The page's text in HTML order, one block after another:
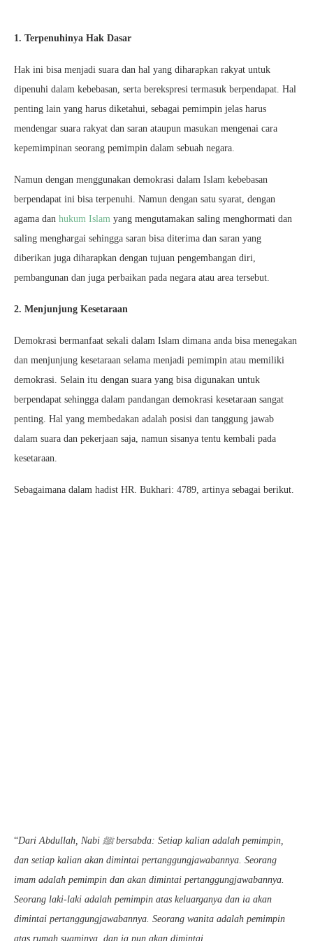
1. Terpenuhinya Hak Dasar
Hak ini bisa menjadi suara dan hal yang diharapkan rakyat untuk
dipenuhi dalam kebebasan, serta berekspresi termasuk berpendapat. Hal
penting lain yang harus diketahui, sebagai pemimpin jelas harus
mendengar suara rakyat dan saran ataupun masukan mengenai cara
kepemimpinan seorang pemimpin dalam sebuah negara.
Namun dengan menggunakan demokrasi dalam Islam kebebasan
berpendapat ini bisa terpenuhi. Namun dengan satu syarat, dengan
agama dan hukum Islam yang mengutamakan saling menghormati dan
saling menghargai sehingga saran bisa diterima dan saran yang
diberikan juga diharapkan dengan tujuan pengembangan diri,
pembangunan dan juga perbaikan pada negara atau area tersebut.
2. Menjunjung Kesetaraan
Demokrasi bermanfaat sekali dalam Islam dimana anda bisa menegakan
dan menjunjung kesetaraan selama menjadi pemimpin atau memiliki
demokrasi. Selain itu dengan suara yang bisa digunakan untuk
berpendapat sehingga dalam pandangan demokrasi kesetaraan sangat
penting. Hal yang membedakan adalah posisi dan tanggung jawab
dalam suara dan pekerjaan saja, namun sisanya tentu kembali pada
kesetaraan.
Sebagaimana dalam hadist HR. Bukhari: 4789, artinya sebagai berikut.
“Dari Abdullah, Nabi ﷺ bersabda: Setiap kalian adalah pemimpin,
dan setiap kalian akan dimintai pertanggungjawabannya. Seorang
imam adalah pemimpin dan akan dimintai pertanggungjawabannya.
Seorang laki-laki adalah pemimpin atas keluarganya dan ia akan
dimintai pertanggungjawabannya. Seorang wanita adalah pemimpin
atas rumah suaminya, dan ia pun akan dimintai